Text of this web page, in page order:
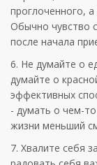
проглоченного,
Обычно чувство
после начала
6. Не думайте о
думайте о
эффективных
- думать о чем-
жизни меньший
7. Хвалите себя